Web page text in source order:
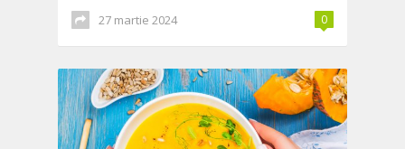
27 martie 2024 0